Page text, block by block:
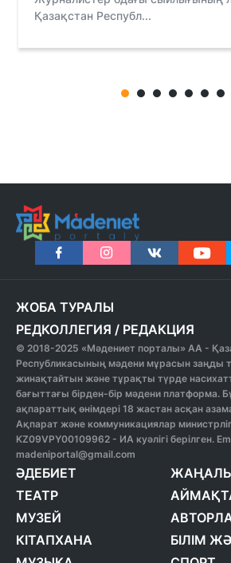
Қазақстан Республ...
ЖОБА ТУРАЛЫ
РЕДКОЛЛЕГИЯ / РЕДАКЦИЯ
© 2018-2025 «Мәдениет порталы» АА -
Республикасының мәдени мұрасын заңды
жинақтайтын және тұрақты түрде
бағыттағы бірден-бір мәдени платформа.
ақпараттық өнімдері 18 жастан асқан
Ақпарат және коммуникациялар
KZ09VPY00109962 - ИА куәлігі берілген.
madeniportal@gmail.com
ӘДЕБИЕТ
ТЕАТР
МУЗЕЙ
КІТАПХАНА
БІЛІМ